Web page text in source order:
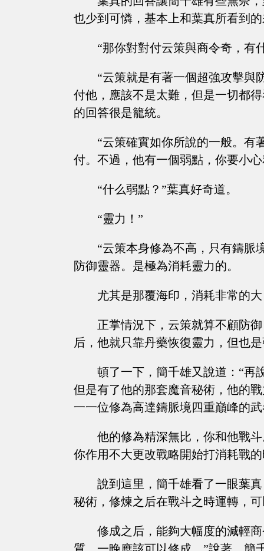
也少到可憐，基本上和葉真所看到
“那你對對付云策與商令奇，有
“云策就是有著一個超強攻擊與
付他，應該不是太難，但是一切都
的回答很是籠統。
“云策確實如你所說的一般。有
付。不過，他有一個弱點，你要小
“什么弱點？”葉真好奇道。
“靈力！”
“云策本身修為不高，只有鑄脈
防御靈器。是極為消耗靈力的。
尤其是那覆海印，消耗非常的
正掌情況下，云策就算不顧防
后，他就只靠丹藥恢復靈力，但也
頓了一下，簡千雄又說道：“再
但是有了他的那套魔音秘術，他的
一一位修為高達鑄脈境四重巔峰的
他的修為精深無比，你和他戰
你作用不大更改戰略開始打消耗戰
說到這里，簡千雄看了一眼葉
秘術，修煉之后在戰斗之時運轉，
修成之后，能夠大幅度的減輕